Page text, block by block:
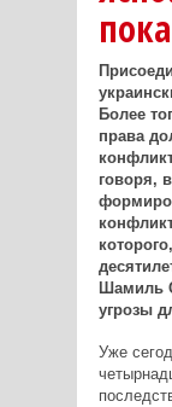
Более
права
говоря,
Шамиль
угрозы
Уже